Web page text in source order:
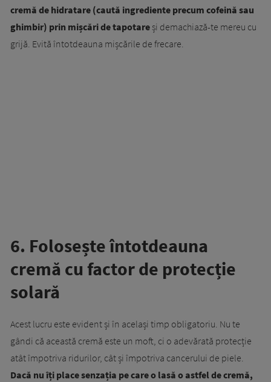
cremă de hidratare (caută ingrediente precum cofeină sau
ghimbir) prin mișcări de tapotareși demachiază-te mereu cu
grijă. Evită întotdeauna mișcările de frecare.
6. Folosește întotdeauna
cremă cu factor de protecție
solară
Acest lucru este evident și în același timp obligatoriu. Nu te
gândi că această cremă este un moft, ci o adevărată protecție
atât împotriva ridurilor, cât și împotriva cancerului de piele.
Dacă nu îți place senzația pe care o lasă o astfel de cremă,